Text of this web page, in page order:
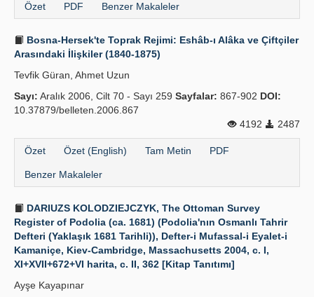
Özet PDF Benzer Makaleler
Bosna-Hersek'te Toprak Rejimi: Eshâb-ı Alâka ve Çiftçiler
Arasındaki İlişkiler (1840-1875)
Tevfik Güran, Ahmet Uzun
Sayı: Aralık 2006, Cilt 70 - Sayı 259 Sayfalar: 867-902 DOI:
10.37879/belleten.2006.867
4192
2487
Özet Özet (English) Tam Metin PDF
Benzer Makaleler
DARIUZS KOLODZIEJCZYK, The Ottoman Survey
Register of Podolia (ca. 1681) (Podolia'nın Osmanlı Tahrir
Defteri (Yaklaşık 1681 Tarihli)), Defter-i Mufassal-i Eyalet-i
Kamaniçe, Kiev-Cambridge, Massachusetts 2004, c. I,
XI+XVII+672+VI harita, c. II, 362 [Kitap Tanıtımı]
Ayşe Kayapınar